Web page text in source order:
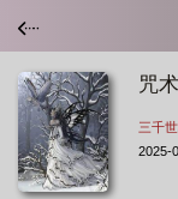
咒
三千世
2025-